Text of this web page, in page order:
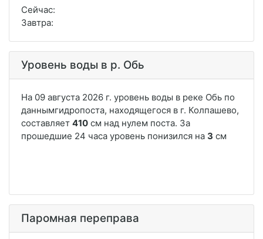
Сейчас:
Завтра:
Уровень воды в р. Обь
Паромная переправа